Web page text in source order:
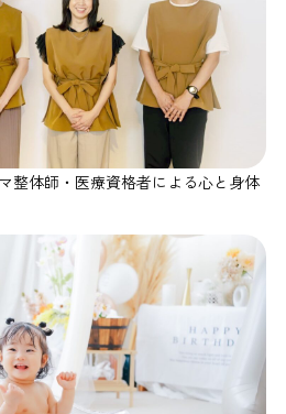
整体師・医療資格者による心と身体